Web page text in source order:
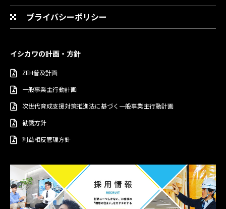
プライバシーポリシー
イシカワの計画・方針
ZEH普及計画
一般事業主行動計画
次世代育成支援対策推進法に基づく一般事業主行動計画
勧誘方針
利益相反管理方針